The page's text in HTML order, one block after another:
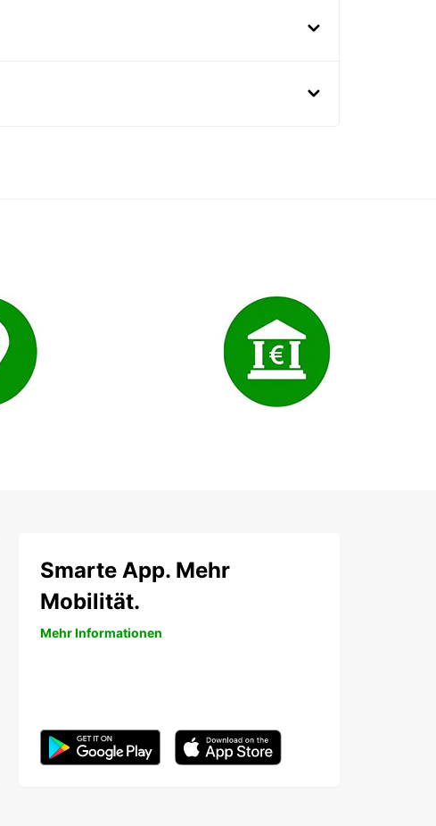
Smarte App. Mehr
Mobilität.
Mehr Informationen